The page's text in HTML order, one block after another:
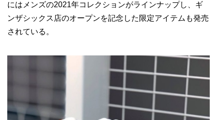
にはメンズの2021年コレクションがラインナップし、ギ
ンザシックス店のオープンを記念した限定アイテムも発売
されている。